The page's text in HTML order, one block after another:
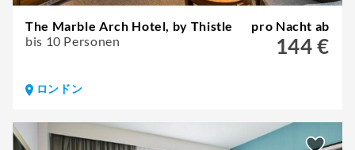
The Marble Arch Hotel, by Thistle
bis 10 Personen
pro Nacht ab
144 €
ロンドン